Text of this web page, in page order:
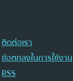
ติดต่อเรา
ข้อตกลงในการใช้งาน
RSS